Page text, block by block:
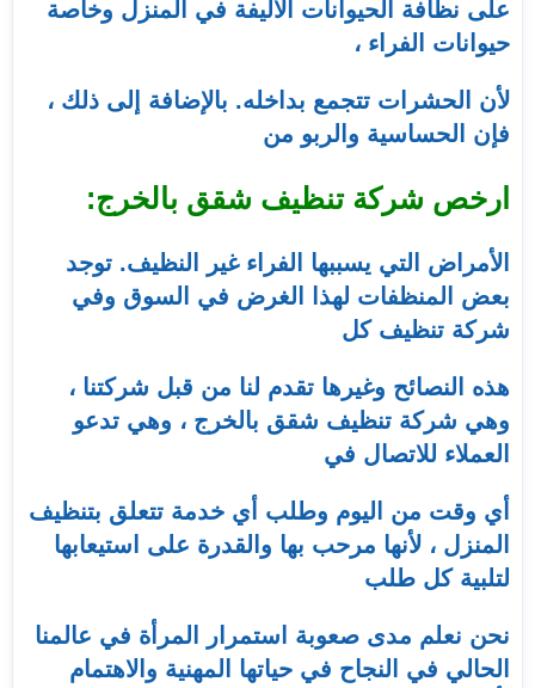
على نظافة الحيوانات الأليفة في المنزل وخاصة
حيوانات الفراء ،
لأن الحشرات تتجمع بداخله. بالإضافة إلى ذلك ،
فإن الحساسية والربو من
ارخص شركة تنظيف شقق بالخرج:
الأمراض التي يسببها الفراء غير النظيف. توجد
بعض المنظفات لهذا الغرض في السوق وفي
شركة تنظيف كل
هذه النصائح وغيرها تقدم لنا من قبل شركتنا ،
وهي شركة تنظيف شقق بالخرج ، وهي تدعو
العملاء للاتصال في
أي وقت من اليوم وطلب أي خدمة تتعلق بتنظيف
المنزل ، لأنها مرحب بها والقدرة على استيعابها
لتلبية كل طلب
نحن نعلم مدى صعوبة استمرار المرأة في عالمنا
الحالي في النجاح في حياتها المهنية والاهتمام